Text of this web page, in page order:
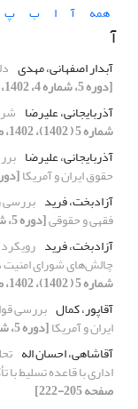
همه
آ ا ب پ
آ
آبدار اصفهانی، مهدی
[دوره 5، شماره 4، 1402، صفحه 75-88]
آذربایجانی، علیرضا
شماره 5 ( 1402)، 1402، صفحه 791-808]
آذربایجانی، علیرضا
حقوق ایران و آمریکا[دوره 5، شماره 5 ( 1402)،
آزادبخت، فرید بررسی
فقهی و حقوقی[دوره 5، شماره 5 ( 1402)، 1402، صفحه 279-296]
آزادبخت، فرید
چالش‌های شورای امنیت
شماره 5 ( 1402)، 1402، صفحه 939-958]
آقاپور، کمال بررسی
ایران و آمریکا[دوره 5، شماره 5 ( 1402)، 1402، صفحه 921-938]
آقاشاهی، احسان اله
اداری با قاعده تسلیط
صفحه 205-222]